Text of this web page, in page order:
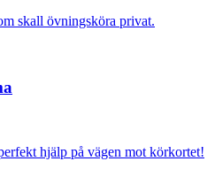
skall övningsköra privat.
hjälp på vägen mot körkortet!